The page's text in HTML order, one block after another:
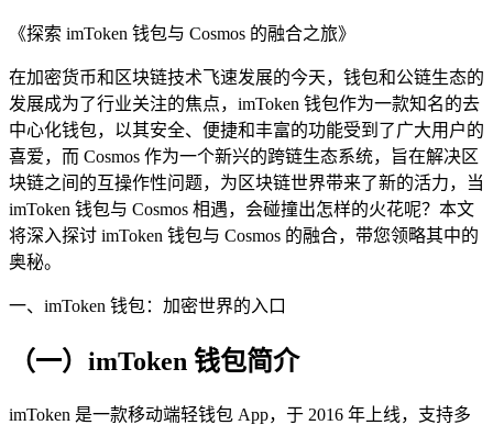
《探索 imToken 钱包与 Cosmos 的融合之旅》
在加密货币和区块链技术飞速发展的今天，钱包和公链生态的
发展成为了行业关注的焦点，imToken 钱包作为一款知名的去
中心化钱包，以其安全、便捷和丰富的功能受到了广大用户的
喜爱，而 Cosmos 作为一个新兴的跨链生态系统，旨在解决区
块链之间的互操作性问题，为区块链世界带来了新的活力，当
imToken 钱包与 Cosmos 相遇，会碰撞出怎样的火花呢？本文
将深入探讨 imToken 钱包与 Cosmos 的融合，带您领略其中的
奥秘。
一、imToken 钱包：加密世界的入口
（一）imToken 钱包简介
imToken 是一款移动端轻钱包 App，于 2016 年上线，支持多